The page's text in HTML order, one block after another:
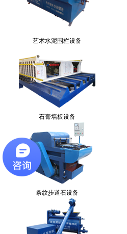
艺术水泥围栏设备
石膏墙板设备
条纹步道石设备